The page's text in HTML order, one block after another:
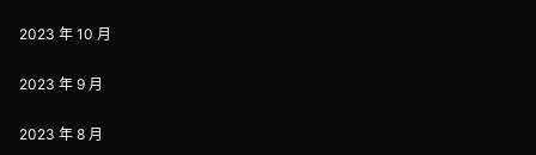
2023 年 10 月
2023 年 9 月
2023 年 8 月